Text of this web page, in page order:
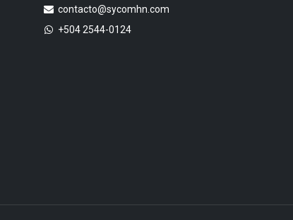
contacto@sycomhn.com
+504 2544-0124